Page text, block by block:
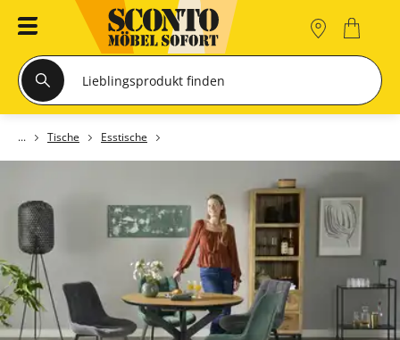
Tische Esstische